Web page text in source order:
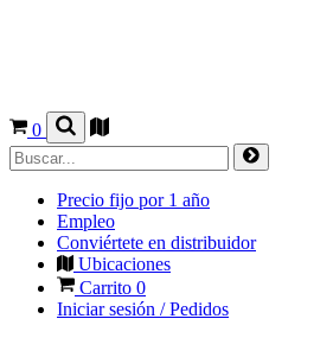
0
Precio fijo por 1 año
Empleo
Conviértete en distribuidor
Ubicaciones
Carrito 0
Iniciar sesión / Pedidos